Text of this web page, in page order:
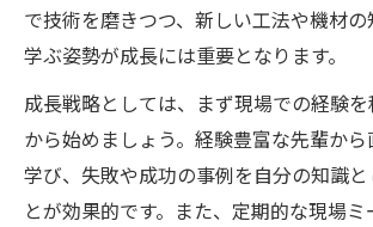
で技術を磨きつつ、新しい工法や機材
学ぶ姿勢が成長には重要となります。
成長戦略としては、まず現場での経験
から始めましょう。経験豊富な先輩か
学び、失敗や成功の事例を自分の知識
とが効果的です。また、定期的な現場